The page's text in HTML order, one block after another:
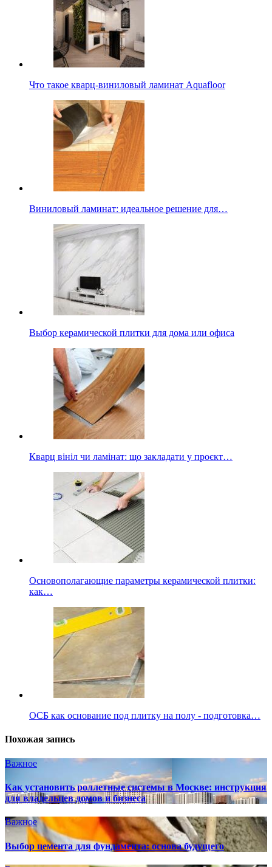
Что такое кварц-виниловый ламинат Aquafloor
Виниловый ламинат: идеальное решение для…
Выбор керамической плитки для дома или офиса
Кварц вініл чи ламінат: що закладати у проєкт…
Основополагающие параметры керамической плитки:
как…
ОСБ как основание под плитку на полу - подготовка…
Похожая запись
Важное
Как установить роллетные системы в Москве: инструкция
для владельцев домов и бизнеса
Важное
Выбор цемента для фундамента: основа будущего